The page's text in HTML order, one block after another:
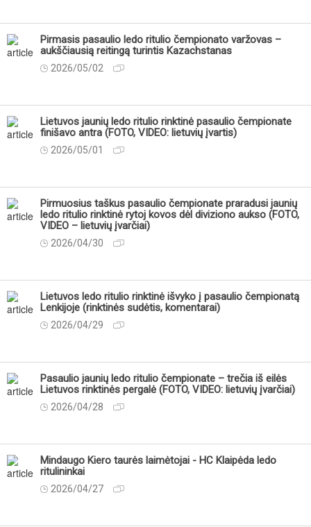
Pirmasis pasaulio ledo ritulio čempionato varžovas –
aukščiausią reitingą turintis Kazachstanas
2026/05/02
Lietuvos jaunių ledo ritulio rinktinė pasaulio čempionate
finišavo antra (FOTO, VIDEO: lietuvių įvartis)
2026/05/01
Pirmuosius taškus pasaulio čempionate praradusi jaunių
ledo ritulio rinktinė rytoj kovos dėl diviziono aukso (FOTO,
VIDEO – lietuvių įvarčiai)
2026/04/30
Lietuvos ledo ritulio rinktinė išvyko į pasaulio čempionatą
Lenkijoje (rinktinės sudėtis, komentarai)
2026/04/29
Pasaulio jaunių ledo ritulio čempionate – trečia iš eilės
Lietuvos rinktinės pergalė (FOTO, VIDEO: lietuvių įvarčiai)
2026/04/28
Mindaugo Kiero taurės laimėtojai - HC Klaipėda ledo
ritulininkai
2026/04/27